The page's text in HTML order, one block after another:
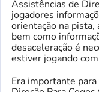
Assistências de
jogadores
orientação na pista,
bem como
desaceleração é
estiver jogando
Era importante